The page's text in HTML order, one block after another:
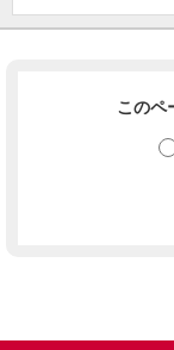
このペ